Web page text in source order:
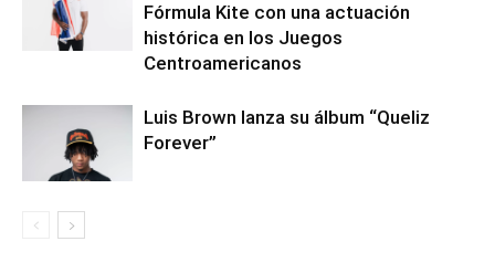
Fórmula Kite con una actuación
histórica en los Juegos
Centroamericanos
Luis Brown lanza su álbum “Queliz
Forever”